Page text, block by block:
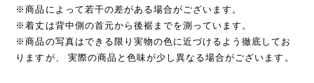
※商品によって若干の差がある場合がございます。
※着丈は背中側の首元から後裾までを測っています。
※商品の写真はできる限り実物の色に近づけるよう徹底してお
りますが、 実際の商品と色味が少し異なる場合がございます。